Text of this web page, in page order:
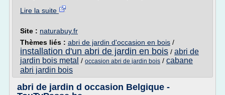
Lire la suite
Site : naturabuy.fr
Thèmes liés : abri de jardin d'occasion en bois /
installation d'un abri de jardin en bois / abri de
jardin bois metal / occasion abri de jardin bois / cabane
abri jardin bois
abri de jardin d occasion Belgique -